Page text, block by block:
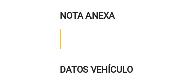
NOTA ANEXA
DATOS VEHÍCULO